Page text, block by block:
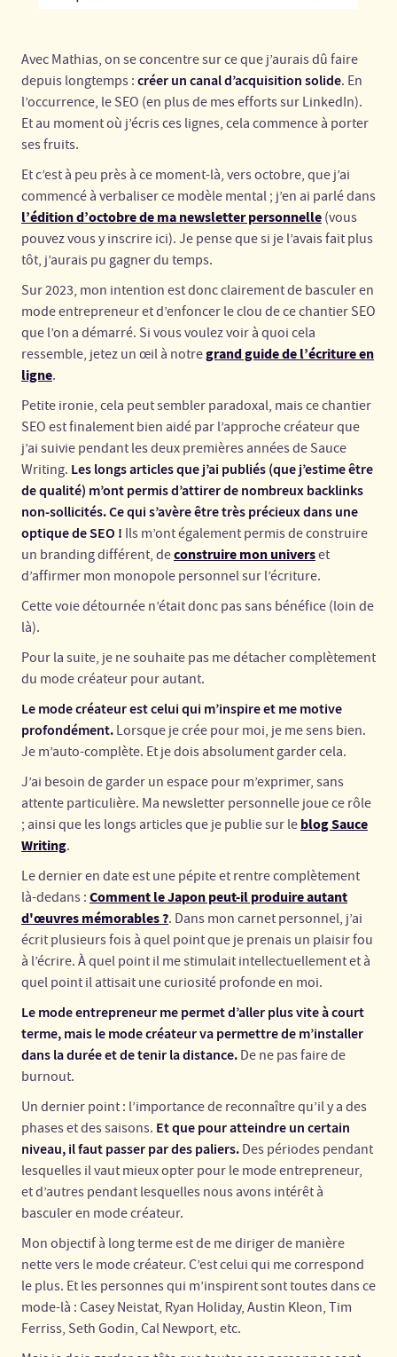
Avec Mathias, on se concentre sur ce que j’aurais dû faire
depuis longtemps : créer un canal d’acquisition solide. En
l’occurrence, le SEO (en plus de mes efforts sur LinkedIn).
Et au moment où j’écris ces lignes, cela commence à porter
ses fruits.
Et c’est à peu près à ce moment-là, vers octobre, que j’ai
commencé à verbaliser ce modèle mental ; j’en ai parlé dans
l’édition d’octobre de ma newsletter personnelle (vous
pouvez vous y inscrire ici). Je pense que si je l’avais fait plus
tôt, j’aurais pu gagner du temps.
Sur 2023, mon intention est donc clairement de basculer en
mode entrepreneur et d’enfoncer le clou de ce chantier SEO
que l’on a démarré. Si vous voulez voir à quoi cela
ressemble, jetez un œil à notregrand guide de l’écriture en
ligne.
Petite ironie, cela peut sembler paradoxal, mais ce chantier
SEO est finalement bien aidé par l’approche créateur que
j’ai suivie pendant les deux premières années de Sauce
Writing. Les longs articles que j’ai publiés (que j’estime être
de qualité) m’ont permis d’attirer de nombreux backlinks
non-sollicités. Ce qui s’avère être très précieux dans une
optique de SEO ! Ils m’ont également permis de construire
un branding différent, deconstruire mon universet
d’affirmer mon monopole personnel sur l’écriture.
Cette voie détournée n’était donc pas sans bénéfice (loin de
là).
Pour la suite, je ne souhaite pas me détacher complètement
du mode créateur pour autant.
Le mode créateur est celui qui m’inspire et me motive
profondément. Lorsque je crée pour moi, je me sens bien.
Je m’auto-complète. Et je dois absolument garder cela.
J’ai besoin de garder un espace pour m’exprimer, sans
attente particulière. Ma newsletter personnelle joue ce rôle
; ainsi que les longs articles que je publie sur le blog Sauce
Writing.
Le dernier en date est une pépite et rentre complètement
là-dedans : Comment le Japon peut-il produire autant
d'œuvres mémorables ?. Dans mon carnet personnel, j’ai
écrit plusieurs fois à quel point que je prenais un plaisir fou
à l’écrire. À quel point il me stimulait intellectuellement et à
quel point il attisait une curiosité profonde en moi.
Le mode entrepreneur me permet d’aller plus vite à court
terme, mais le mode créateur va permettre de m’installer
dans la durée et de tenir la distance. De ne pas faire de
burnout.
Un dernier point : l’importance de reconnaître qu’il y a des
phases et des saisons. Et que pour atteindre un certain
niveau, il faut passer par des paliers. Des périodes pendant
lesquelles il vaut mieux opter pour le mode entrepreneur,
et d’autres pendant lesquelles nous avons intérêt à
basculer en mode créateur.
Mon objectif à long terme est de me diriger de manière
nette vers le mode créateur. C’est celui qui me correspond
le plus. Et les personnes qui m’inspirent sont toutes dans ce
mode-là : Casey Neistat, Ryan Holiday, Austin Kleon, Tim
Ferriss, Seth Godin, Cal Newport, etc.